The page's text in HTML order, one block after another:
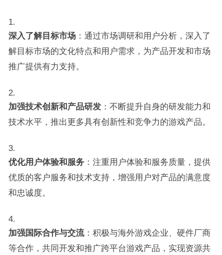
深入了解目标市场：通过市场调研和用户分析，深入了
解目标市场的文化特点和用户需求，为产品开发和市场
推广提供有力支持。
加强技术创新和产品研发：不断提升自身的研发能力和
技术水平，推出更多具有创新性和竞争力的游戏产品。
优化用户体验和服务：注重用户体验和服务质量，提供
优质的客户服务和技术支持，增强用户对产品的满意度
和忠诚度。
加强国际合作与交流：积极与海外游戏企业、硬件厂商
等合作，共同开发和推广跨平台游戏产品，实现资源共